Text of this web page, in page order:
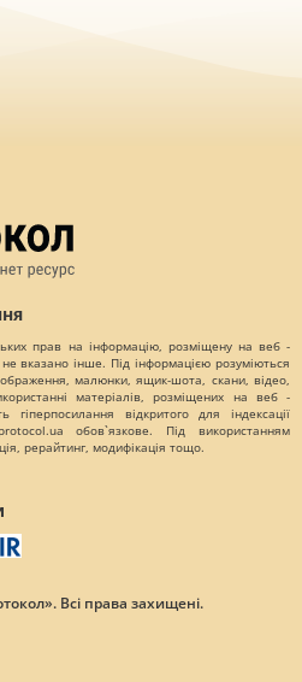
прав на інформацію, розміщену на веб -
вказано інше. Під інформацією розуміються
малюнки, ящик-шота, скани, відео,
матеріалів, розміщених на веб -
гіперпосилання відкритого для індексації
обов`язкове. Під використанням
рерайтинг, модифікація тощо.
Всі права захищені.